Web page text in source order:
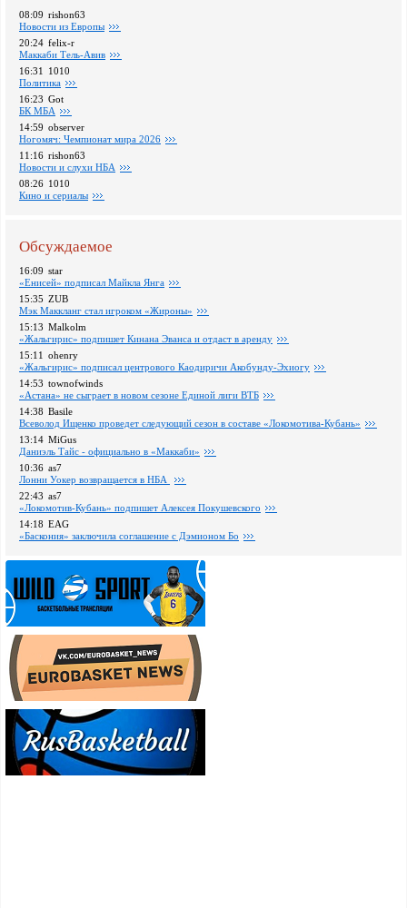
08:09 rishon63
Новости из Европы
20:24 felix-r
Маккаби Тель-Авив
16:31
1010
Политика
16:23 Got
БК МБА
14:59 observer
Ногомяч: Чемпионат мира 2026
11:16 rishon63
Новости и слухи НБА
08:26 1010
Кино и сериалы
Обсуждаемое
16:09 star
«Енисей» подписал Майкла Янга
15:35 ZUB
Мэк Маккланг стал игроком «Жироны»
15:13 Malkolm
«Жальгирис» подпишет Кинана Эванса и отдаст в аренду
15:11 ohenry
«Жальгирис» подписал центрового Каодиричи Акобунду-Эхиогу
14:53 townofwinds
«Астана» не сыграет в новом сезоне Единой лиги ВТБ
14:38 Basile
Всеволод Ищенко проведет следующий сезон в составе «Локомотива-Кубань»
13:14 MiGus
Даниэль Тайс - официально в «Маккаби»
10:36 as7
Лонни Уокер возвращается в НБА
22:43 as7
«Локомотив-Кубань» подпишет Алексея Покушевского
14:18 EAG
«Баскония» заключила соглашение с Дэмионом Бо